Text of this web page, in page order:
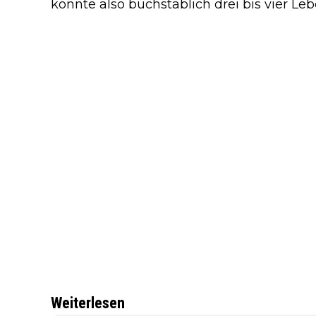
könnte also buchstäblich drei bis vier
Weiterlesen